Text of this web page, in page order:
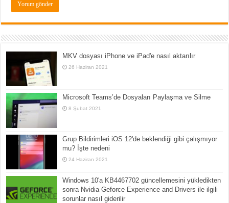
MKV dosyası iPhone ve iPad'e nasıl aktarılır
26 Haziran 2021
Microsoft Teams’de Dosyaları Paylaşma ve Silme
8 Şubat 2021
Grup Bildirimleri iOS 12'de beklendiği gibi çalışmıyor
mu? İşte nedeni
24 Haziran 2021
Windows 10'a KB4467702 güncellemesini yükledikten
sonra Nvidia Geforce Experience and Drivers ile ilgili
sorunlar nasıl giderilir